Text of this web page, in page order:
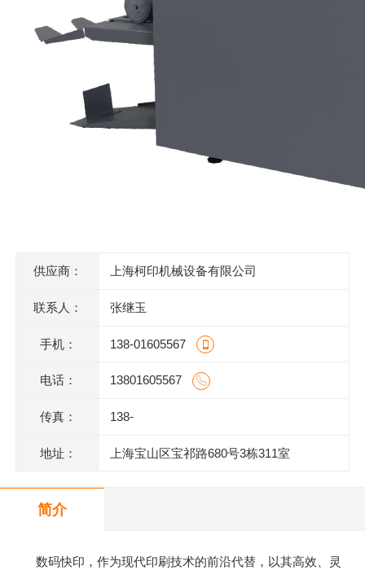
供应商： 上海柯印机械设备有限公司
联系人： 张继玉
手机： 138-01605567
电话： 13801605567
传真： 138-
地址： 上海宝山区宝祁路680号3栋311室
简介
数码快印，作为现代印刷技术的前沿代替，以其高效、灵